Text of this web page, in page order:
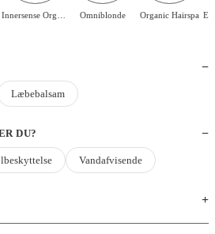
Omniblonde Organic Hairspa
Læbebalsam
DU?
Vandafvisende